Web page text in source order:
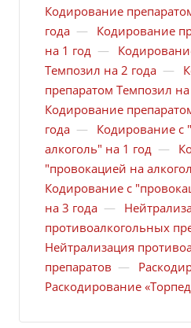
Кодирование
года —
Кодирование
на 1 год —
Темпозил на 2 года —
препаратом Темпозил на
Кодирование
года —
Кодирование с
алкоголь" на 1 год —
"провокацией на
Кодирование с
на 3 года —
противоалкогольных
Нейтрализация
препаратов —
Раскодирование